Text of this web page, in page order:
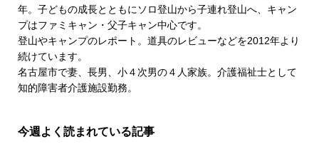
年。子どもの成長とともにソロ登山から子連れ登山へ、キャン
プはファミキャン・父子キャン中心です。
登山やキャンプのレポート。道具のレビューなどを2012年より
続けています。
名古屋市で妻、長男、小４次男の４人家族。介護福祉士として
知的障害者介護施設勤務。
今週よく読まれている記事